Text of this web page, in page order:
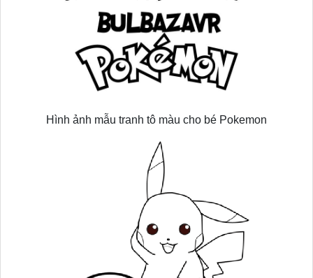
Hình ảnh mẫu tranh tô màu cho bé Pokemon